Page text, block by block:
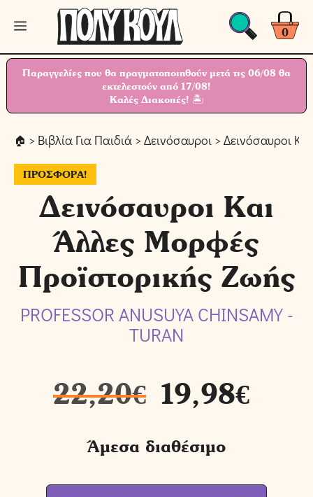
Μετάβαση
περιεχόμενο
0
Μενού
Παραγγελίες που θα πραγματοποιηθούν μετά τις 06/08 θα
εκτελεστούν από 17/08!
Καλές Διακοπές! 🏝
> Βιβλία Για Παιδιά >Δεινόσαυροι > Δεινόσαυροι
ΠΡΟΣΦΟΡΆ!
Δεινόσαυροι Και
Άλλες Μορφές
Προϊστορικής Ζωής
PROFESSOR ANUSUYA CHINSAMY -
TURAN
22,20€ 19,98€
Άμεσα διαθέσιμο